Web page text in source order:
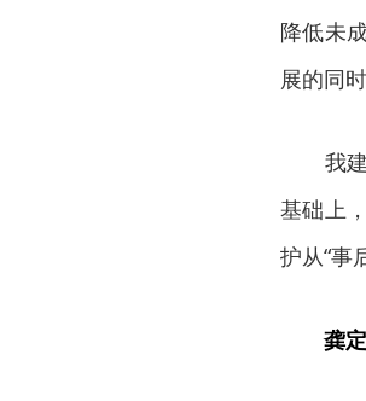
降低未
展的同
我建
基础上
护从“事
龚